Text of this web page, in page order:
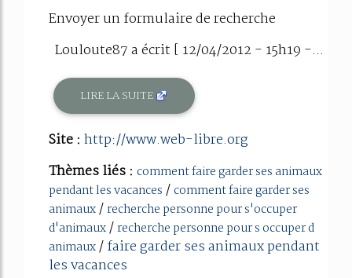
Envoyer un formulaire de recherche
Louloute87 a écrit [ 12/04/2012 - 15h19 -...
LIRE LA SUITE
Site : http://www.web-libre.org
Thèmes liés : comment faire garder ses animaux
pendant les vacances / comment faire garder ses
animaux/recherche personne pour s'occuper
d'animaux/recherche personne pour s occuper d
animaux/faire garder ses animaux pendant
les vacances